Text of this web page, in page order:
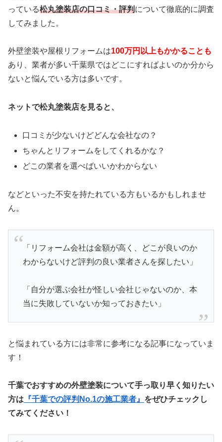
っている松丸塗装店の口コミ・評判について徹底的に調査
してみました。
外壁塗装や屋根リフォームは100万円以上もかかることも
あり、業者が多い千葉県ではどこにすればよいのか分から
ないと悩んでいる方は多いです。
ネットで松丸塗装店を見ると、
口コミが少ないけどどんな会社なの ？
ちゃんとリフォームをしてくれるかな？
どこの業者を選べばいいかわからない
などといった不安を持たれている方もいるかもしれませ
ん。
「リフォーム会社は金額が高く、どこが良いのか
わからないけど評判の良い業者さんを探したい」
「自分が選ぶ会社が怪しい会社じゃないのか、本
当に失敗していないか知っておきたい」
と悩まれている方には非常に参考になる記事になっていま
す！
千葉でおすすめの外壁塗装について手っ取り早く知りたい
方は 『千葉での評判No.1の施工業者』 をぜひチェックし
てみてください！